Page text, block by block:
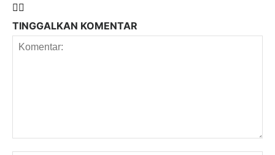
TINGGALKAN KOMENTAR